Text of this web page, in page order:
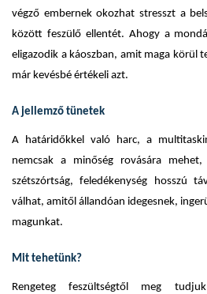
végző embernek okozhat stresszt a
között feszülő ellentét. Ahogy a
eligazodik a káoszban, amit maga körül
már kevésbé értékeli azt.
A jellemző tünetek
A határidőkkel való harc, a
nemcsak a minőség rovására
szétszórtság, feledékenység hosszú
válhat, amitől állandóan idegesnek,
magunkat.
Mit tehetünk?
Rengeteg feszültségtől meg